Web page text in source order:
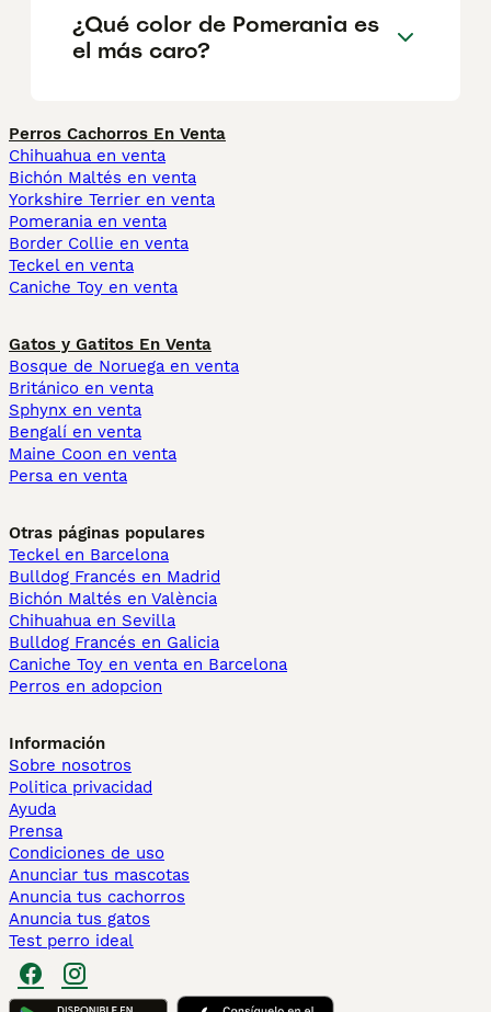
¿Qué color de Pomerania es
el más caro?
Perros Cachorros En Venta
Chihuahua en venta
Bichón Maltés en venta
Yorkshire Terrier en venta
Pomerania en venta
Border Collie en venta
Teckel en venta
Caniche Toy en venta
Gatos y Gatitos En Venta
Bosque de Noruega en venta
Británico en venta
Sphynx en venta
Bengalí en venta
Maine Coon en venta
Persa en venta
Otras páginas populares
Teckel en Barcelona
Bulldog Francés en Madrid
Bichón Maltés en València
Chihuahua en Sevilla
Bulldog Francés en Galicia
Caniche Toy en venta en Barcelona
Perros en adopcion
Información
Sobre nosotros
Politica privacidad
Ayuda
Prensa
Condiciones de uso
Anunciar tus mascotas
Anuncia tus cachorros
Anuncia tus gatos
Test perro ideal